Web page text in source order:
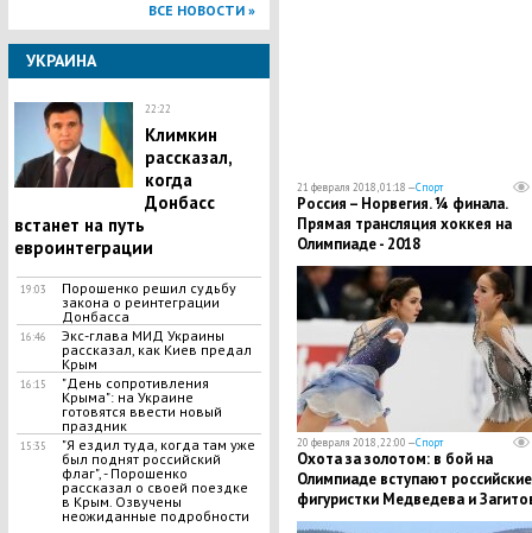
ВСЕ НОВОСТИ »
УКРАИНА
22:22
Климкин
рассказал,
когда
Донбасс
встанет на путь
евроинтеграции
19:03
Порошенко решил судьбу
закона о реинтеграции
Донбасса
16:46
Экс-глава МИД Украины
рассказал, как Киев предал
Крым
16:15
"День сопротивления
Крыма": на Украине
готовятся ввести новый
праздник
15:35
"Я ездил туда, когда там уже
был поднят российский
флаг", - Порошенко
рассказал о своей поездке
в Крым. Озвучены
неожиданные подробности
21 февраля 2018, 01:18 —Спорт
Россия – Норвегия. ¼ финала.
Прямая трансляция хоккея на
Олимпиаде - 2018
20 февраля 2018, 22:00 —Спорт
Охота за золотом: в бой на
Олимпиаде вступают российские
фигуристки Медведева и